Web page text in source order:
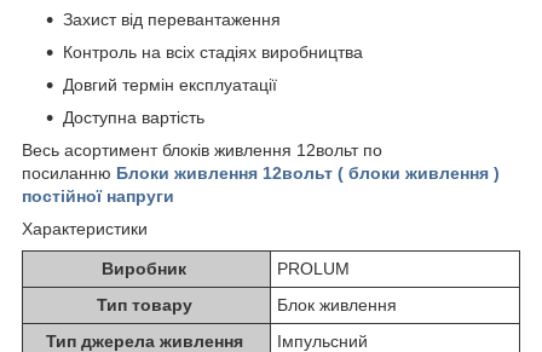
Захист від перевантаження
Контроль на всіх стадіях виробництва
Довгий термін експлуатації
Доступна вартість
Весь асортимент блоків живлення 12вольт по
посиланню Блоки живлення 12вольт ( блоки живлення )
постійної напруги
Характеристики
Виробник
PROLUM
Тип товару
Блок живлення
Тип джерела живлення
Імпульсний